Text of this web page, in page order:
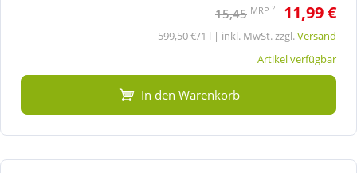
15,45 MRP 2 11,99 €
599,50 €/1 l | inkl. MwSt. zzgl.Versand
Artikel verfügbar
In den Warenkorb